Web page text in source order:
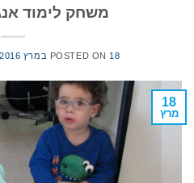
משחק לימוד
POSTED ON 18 במרץ 2016
18
מרץ